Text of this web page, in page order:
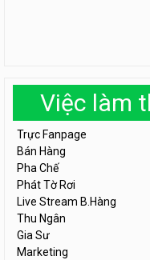
Việc làm
Trực Fanpage
Bán Hàng
Pha Chế
Phát Tờ Rơi
Live Stream B.Hàng
Thu Ngân
Gia Sư
Marketing